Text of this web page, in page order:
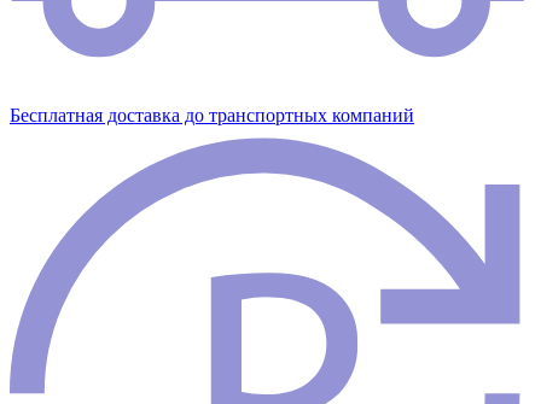
Бесплатная доставка до транспортных компаний